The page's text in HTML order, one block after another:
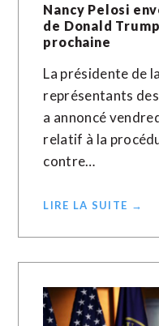
Nancy Pelosi
de Donald
prochaine
La présidente de
représentants
a annoncé
relatif à la
contre…
LIRE LA SUITE →